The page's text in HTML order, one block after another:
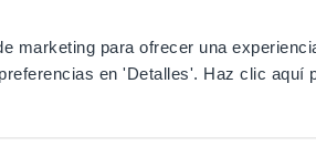
marketing para ofrecer una
en 'Detalles'. Haz clic aquí
and pricing.
Español